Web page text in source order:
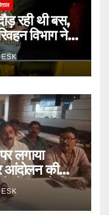
रही थी बस,
विभाग ने
लगाया
आंदोलन की
जेल जाने से